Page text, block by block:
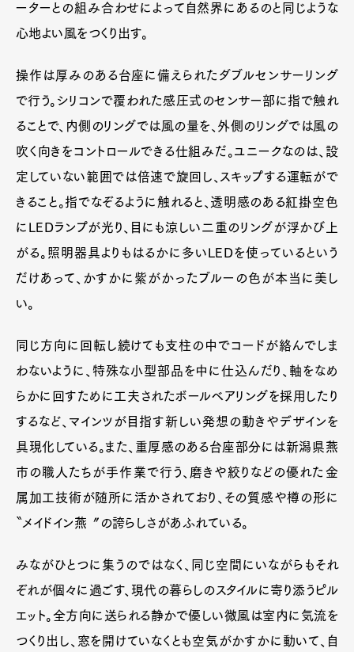
ーターとの組み合わせによって自然界にあるのと同じような
心地よい風をつくり出す。
操作は厚みのある台座に備えられたダブルセンサーリング
で行う。シリコンで覆われた感圧式のセンサー部に指で触れ
ることで、内側のリングでは風の量を、外側のリングでは風の
吹く向きをコントロールできる仕組みだ。ユニークなのは、設
定していない範囲では倍速で旋回し、スキップする運転がで
きること。指でなぞるように触れると、透明感のある紅掛空色
にLEDランプが光り、目にも涼しい二重のリングが浮かび上
がる。照明器具よりもはるかに多いLEDを使っているという
だけあって、かすかに紫がかったブルーの色が本当に美し
い。
同じ方向に回転し続けても支柱の中でコードが絡んでしま
わないように、特殊な小型部品を中に仕込んだり、軸をなめ
らかに回すために工夫されたボールベアリングを採用したり
するなど、マインツが目指す新しい発想の動きやデザインを
具現化している。また、重厚感のある台座部分には新潟県燕
市の職人たちが手作業で行う、磨きや絞りなどの優れた金
属加工技術が随所に活かされており、その質感や樽の形に
〝メイドイン燕〞の誇らしさがあふれている。
みながひとつに集うのではなく、同じ空間にいながらもそれ
ぞれが個々に過ごす、現代の暮らしのスタイルに寄り添うピル
エット。全方向に送られる静かで優しい微風は室内に気流を
つくり出し、窓を開けていなくとも空気がかすかに動いて、自